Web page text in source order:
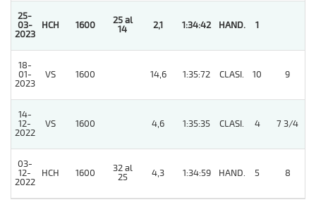
25-
03-
2023
HCH 1600
25 al
14
2,1 1:34:42 HAND. 1
18-
01-
2023
VS 1600 14,6 1:35:72 CLASI. 10 9
14-
12-
2022
VS 1600 4,6 1:35:35 CLASI. 4 7 3/4
03-
12-
2022
HCH 1600
32 al
25
4,3 1:34:59 HAND. 5 8